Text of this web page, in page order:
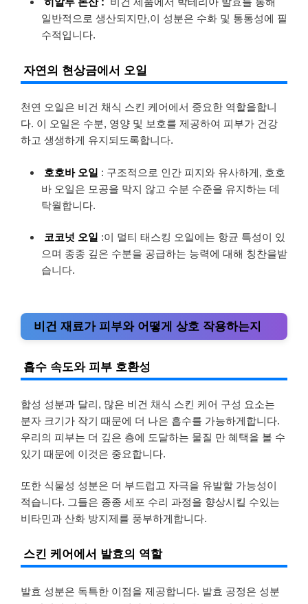
일반적으로 생산되지만,이 성분은 수화 및 통통성에 필
수적입니다.
자연의 현상금에서 오일
천연 오일은 비건 채식 스킨 케어에서 중요한 역할을합니
다. 이 오일은 수분, 영양 및 보호를 제공하여 피부가 건강
하고 생생하게 유지되도록합니다.
호호바 오일 : 구조적으로 인간 피지와 유사하게, 호호
바 오일은 모공을 막지 않고 수분 수준을 유지하는 데
탁월합니다.
코코넛 오일 :이 멀티 태스킹 오일에는 항균 특성이 있
으며 종종 깊은 수분을 공급하는 능력에 대해 칭찬을받
습니다.
비건 재료가 피부와 어떻게 상호 작용하는지
흡수 속도와 피부 호환성
합성 성분과 달리, 많은 비건 채식 스킨 케어 구성 요소는
분자 크기가 작기 때문에 더 나은 흡수를 가능하게합니다.
우리의 피부는 더 깊은 층에 도달하는 물질 만 혜택을 볼 수
있기 때문에 이것은 중요합니다.
또한 식물성 성분은 더 부드럽고 자극을 유발할 가능성이
적습니다. 그들은 종종 세포 수리 과정을 향상시킬 수있는
비타민과 산화 방지제를 풍부하게합니다.
스킨 케어에서 발효의 역할
발효 성분은 독특한 이점을 제공합니다. 발효 공정은 성분